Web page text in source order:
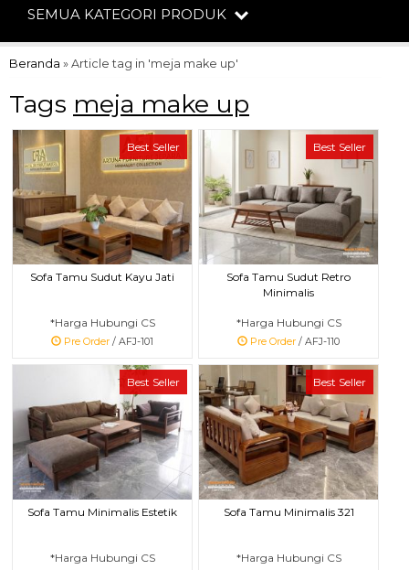
SEMUA KATEGORI PRODUK
Beranda » Article tag in 'meja make up'
Tags meja make up
Best Seller
Sofa Tamu Sudut Kayu Jati
*Harga Hubungi CS
Pre Order / AFJ-101
Best Seller
Sofa Tamu Sudut Retro
Minimalis
*Harga Hubungi CS
Pre Order / AFJ-110
Best Seller
Sofa Tamu Minimalis Estetik
*Harga Hubungi CS
Best Seller
Sofa Tamu Minimalis 321
*Harga Hubungi CS